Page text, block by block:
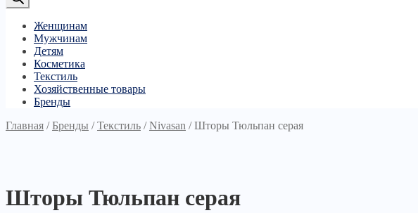
Женщинам
Мужчинам
Детям
Косметика
Текстиль
Хозяйственные товары
Бренды
Главная /Бренды /Текстиль /Nivasan /Шторы Тюльпан серая
Шторы Тюльпан серая